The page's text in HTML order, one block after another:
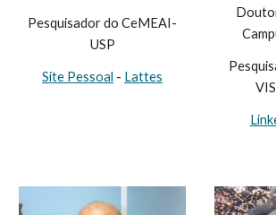
Pesquisador do CeMEAI-
USP
Site Pessoal - Lattes